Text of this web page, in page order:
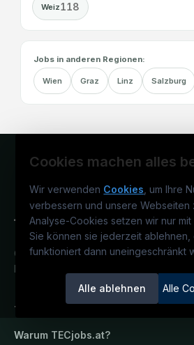
Weiz118
Jobs in anderen Regionen:
Wien Graz Linz Salzburg
Cookies machen alles
Wir verwenden Cookies , um Ihre
verbessern und unsere Webseiten
Analyse-Cookies setzen wir nur mit
Sie können sie jederzeit ablehnen,
funktioniert dann uneingeschränkt
Alle ablehnen Alle
Österreichs technisches Karriereportal.
Ein Service der candidatis GmbH.
TECjobs.at
Warum TECjobs.at?